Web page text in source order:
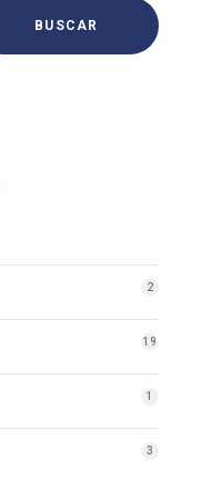
BUSCAR
2
19
1
3